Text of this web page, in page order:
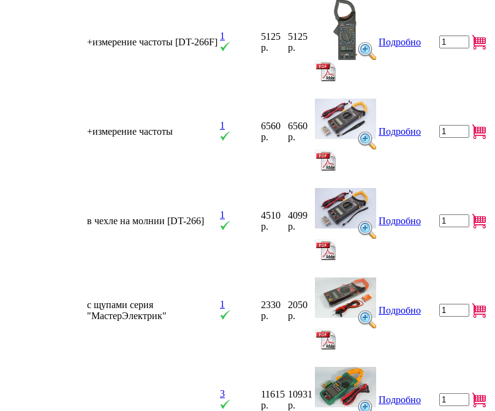
+измерение частоты [DT-266F]
1
5125
р.
5125
р.
Подробно
+измерение частоты
1
6560
р.
6560
р.
Подробно
в чехле на молнии [DT-266]
1
4510
р.
4099
р.
Подробно
с щупами серия
"МастерЭлектрик"
1
2330
р.
2050
р.
Подробно
3
11615
р.
10931
р.
Подробно